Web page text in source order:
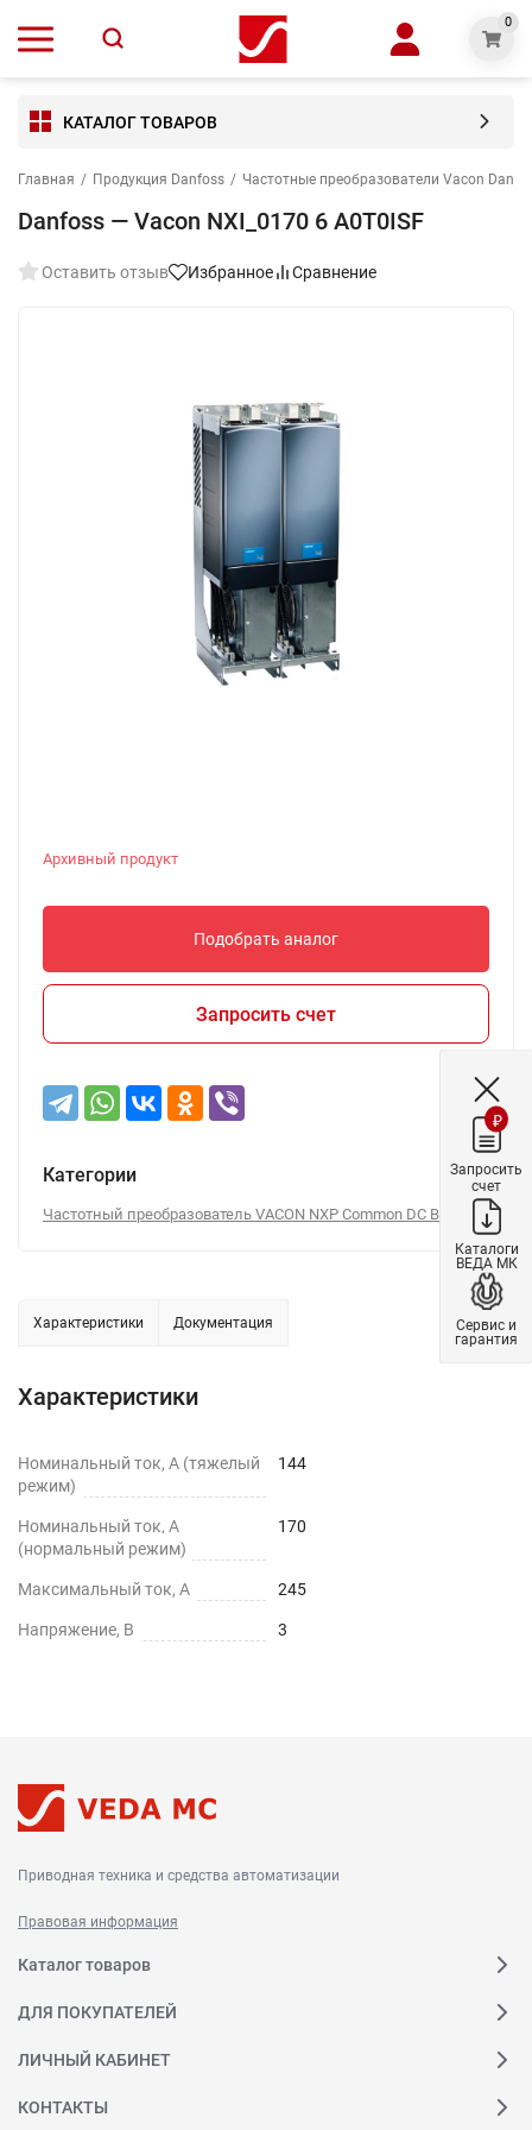
0
КАТАЛОГ ТОВАРОВ
Главная / Продукция Danfoss / Частотные преобразователи Vacon
Danfoss — Vacon NXI_0170 6 A0T0ISF
Оставить отзыв Избранное Сравнение
Архивный продукт
Подобрать аналог
Запросить счет
Категории
Частотный преобразователь VACON NXP Common DC Bus
Характеристики Документация
Характеристики
Номинальный ток, А (тяжелый
режим)
144
Номинальный ток, А
(нормальный режим)
170
Максимальный ток, А 245
Напряжение, В 3
Приводная техника и средства автоматизации
Правовая информация
Каталог товаров
ДЛЯ ПОКУПАТЕЛЕЙ
ЛИЧНЫЙ КАБИНЕТ
КОНТАКТЫ
₽
Запросить
счет
Каталоги
ВЕДА МК
Сервис и
гарантия